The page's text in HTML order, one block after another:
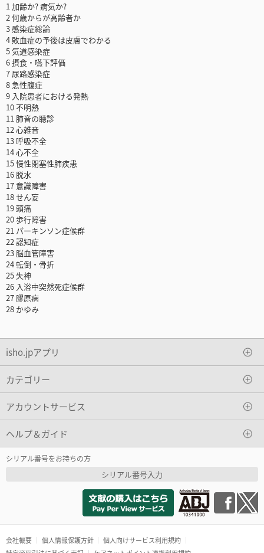
1 加齢か? 病気か?
2 何歳からが高齢者か
3 感染症総論
4 敗血症の予後は皮膚でわかる
5 気道感染症
6 摂食・嚥下評価
7 尿路感染症
8 急性腹症
9 入院患者における発熱
10 不明熱
11 肺音の聴診
12 心雑音
13 呼吸不全
14 心不全
15 慢性閉塞性肺疾患
16 脱水
17 意識障害
18 せん妄
19 頭痛
20 歩行障害
21 パーキンソン症候群
22 認知症
23 脳血管障害
24 転倒・骨折
25 失神
26 入浴中突然死症候群
27 膠原病
28 かゆみ
isho.jpアプリ
カテゴリー
アカウントサービス
ヘルプ＆ガイド
シリアル番号をお持ちの方
シリアル番号入力
会社概要 個人情報保護方針
個人向けサービス利用規約